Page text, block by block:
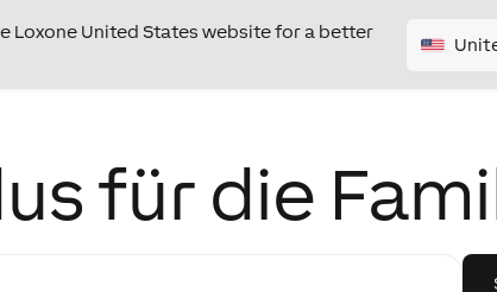
Loxone United States website for a better
für die